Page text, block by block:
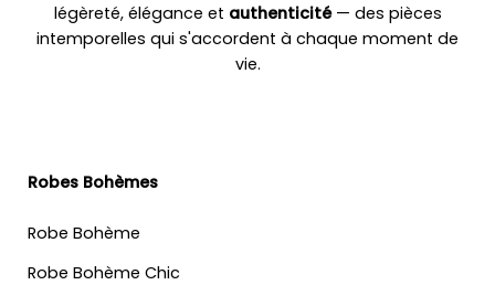
légèreté, élégance et authenticité— des pièces
intemporelles qui s'accordent à chaque moment de
vie.
Robes Bohèmes
Robe Bohème
Robe Bohème Chic